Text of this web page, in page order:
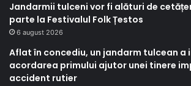
Jandarmii tulceni vor fi alături de
parte la Festivalul Folk Țestos
6 august 2026
Aflat în concediu, un jandarm tulcean a
acordarea primului ajutor unei tinere
accident rutier